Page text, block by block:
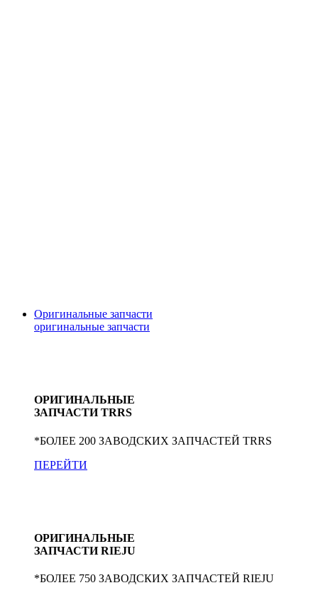
Оригинальные запчасти
оригинальные запчасти
ОРИГИНАЛЬНЫЕ
ЗАПЧАСТИ TRRS
*БОЛЕЕ 200 ЗАВОДСКИХ ЗАПЧАСТЕЙ TRRS
ПЕРЕЙТИ
ОРИГИНАЛЬНЫЕ
ЗАПЧАСТИ RIEJU
*БОЛЕЕ 750 ЗАВОДСКИХ ЗАПЧАСТЕЙ RIEJU